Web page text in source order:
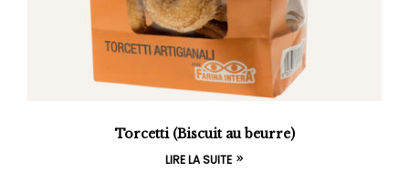
Torcetti (Biscuit au beurre)
LIRE LA SUITE